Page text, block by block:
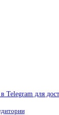
Telegram для